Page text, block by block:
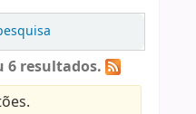
6 resultados.